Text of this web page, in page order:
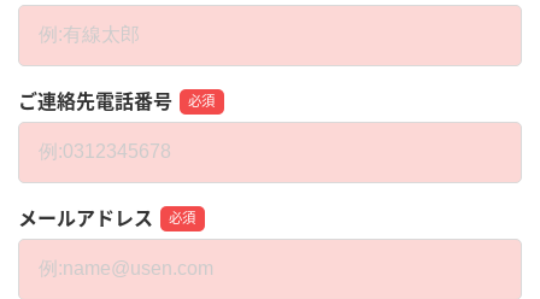
ご連絡先電話番号 必須
メールアドレス 必須